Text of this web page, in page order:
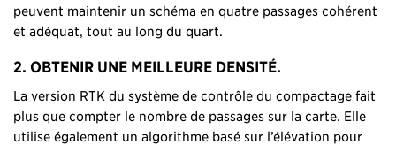
peuvent maintenir un schéma en quatre passages cohérent
et adéquat, tout au long du quart.
2. OBTENIR UNE MEILLEURE DENSITÉ.
La version RTK du système de contrôle du compactage fait
plus que compter le nombre de passages sur la carte. Elle
utilise également un algorithme basé sur l’élévation pour